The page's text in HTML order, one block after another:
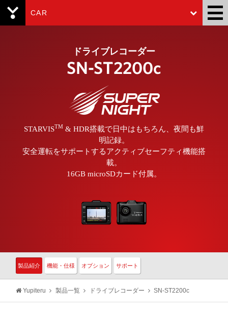
CAR
ドライブレコーダー
SN-ST2200c
STARVISTM & HDR搭載で日中はもちろん、夜間も鮮
明記録。
安全運転をサポートするアクティブセーフティ機能搭
載。
16GB microSDカード付属。
製品紹介 機能・仕様 オプション サポート
Yupiteru 製品一覧 ドライブレコーダー SN-ST2200c